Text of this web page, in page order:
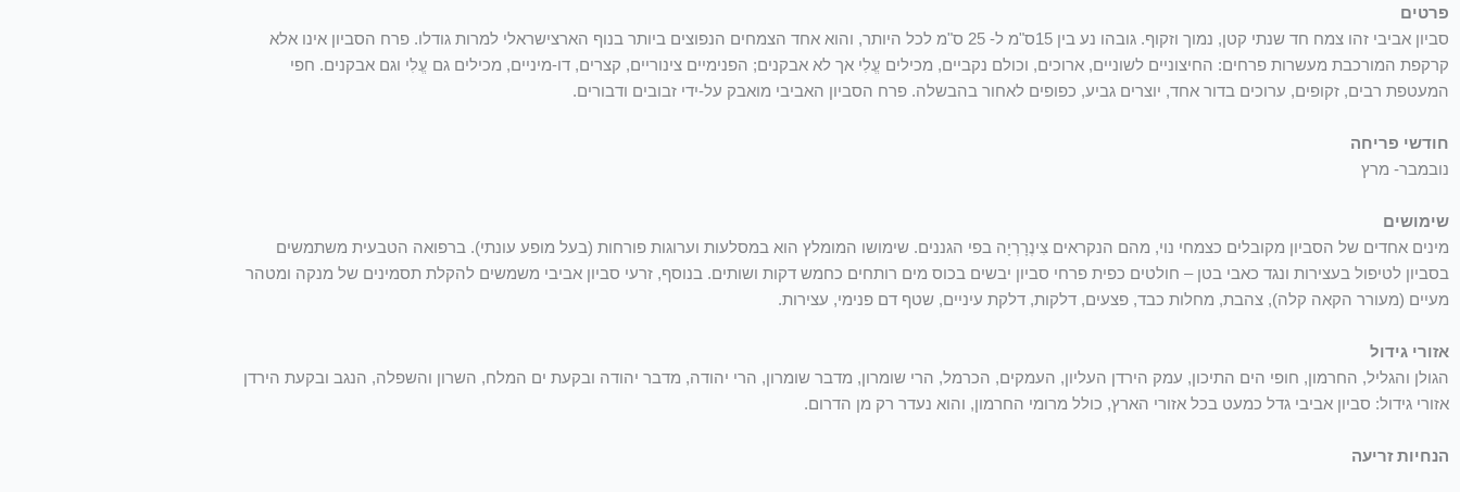
פרטים
סביון אביבי זהו צמח חד שנתי קטן, נמוך וזקוף. גובהו נע בין 15ס"מ ל- 25 ס"מ לכל היותר, והוא אחד הצמחים הנפוצים ביותר בנוף הארצישראלי למרות גודלו. פרח הסביון אינו אלא
קרקפת המורכבת מעשרות פרחים: החיצוניים לשוניים, ארוכים, וכולם נקביים, מכילים עֱלִי אך לא אבקנים; הפנימיים צינוריים, קצרים, דו-מיניים, מכילים גם עֱלִי וגם אבקנים. חפי
המעטפת רבים, זקופים, ערוכים בדור אחד, יוצרים גביע, כפופים לאחור בהבשלה. פרח הסביון האביבי מואבק על-ידי זבובים ודבורים.
חודשי פריחה
נובמבר- מרץ
שימושים
מינים אחדים של הסביון מקובלים כצמחי נוי, מהם הנקראים צִינֶרָרְיָה בפי הגננים. שימושו המומלץ הוא במסלעות וערוגות פורחות (בעל מופע עונתי). ברפואה הטבעית משתמשים
בסביון לטיפול בעצירות ונגד כאבי בטן – חולטים כפית פרחי סביון יבשים בכוס מים רותחים כחמש דקות ושותים. בנוסף, זרעי סביון אביבי משמשים להקלת תסמינים של מנקה ומטהר
מעיים (מעורר הקאה קלה), צהבת, מחלות כבד, פצעים, דלקות, דלקת עיניים, שטף דם פנימי, עצירות.
אזורי גידול
הגולן והגליל, החרמון, חופי הים התיכון, עמק הירדן העליון, העמקים, הכרמל, הרי שומרון, מדבר שומרון, הרי יהודה, מדבר יהודה ובקעת ים המלח, השרון והשפלה, הנגב ובקעת הירדן
אזורי גידול: סביון אביבי גדל כמעט בכל אזורי הארץ, כולל מרומי החרמון, והוא נעדר רק מן הדרום.
הנחיות זריעה